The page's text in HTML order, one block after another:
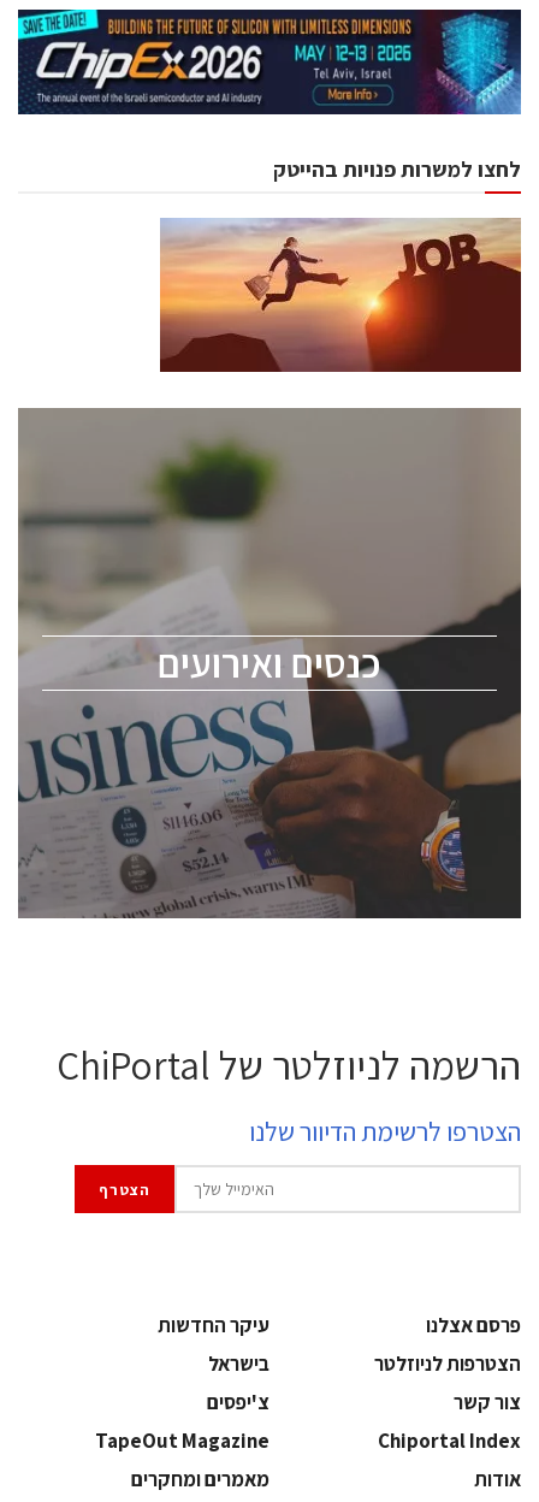
לחצו למשרות פנויות בהייטק
כנסים ואירועים
כנסים ואירועים
לכל העוסקים בתעשיית הסמיקונדקטור כולל מהנדסים,
מומחים מקצועיים ובכירים.
ChipEx2026 will be held on May 12-13, 2026. The
conference is intended for everyone involved in the
semiconductor industry, including engineers,
professional experts, and senior executives.
לחץ לפרטים
הרשמה לניוזלטר של ChiPortal
הצטרפו לרשימת הדיוור שלנו
פרסם אצלנו
עיקר החדשות
הצטרפות לניוזלטר
בישראל
צור קשר
צ'יפסים
Chiportal Index
TapeOut Magazine
אודות
מאמרים ומחקרים